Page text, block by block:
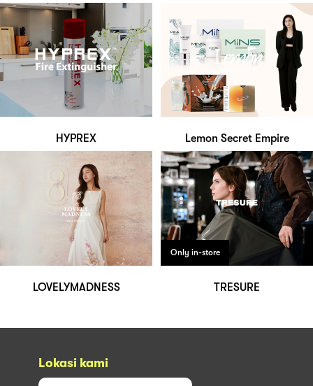
HYPREX Lemon Secret Empire
LOVELYMADNESS
Only in-store
TRESURE
Lokasi kami